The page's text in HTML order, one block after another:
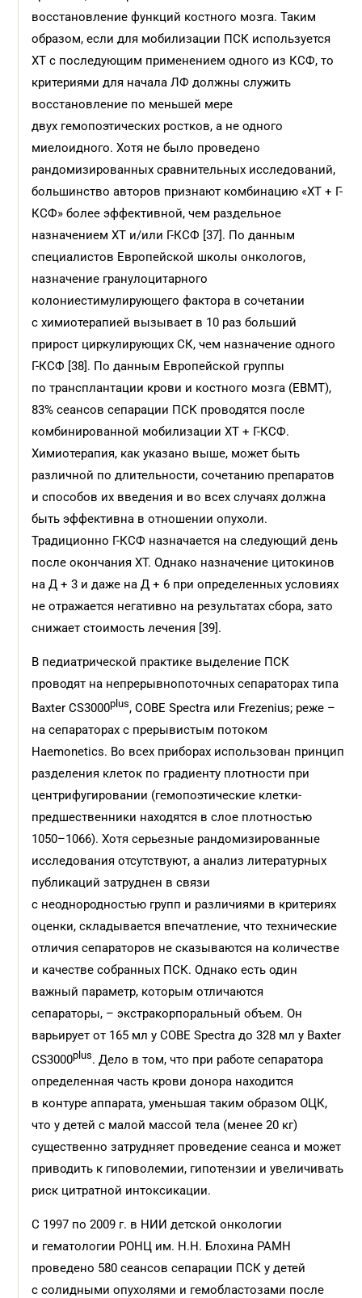
восстановление функций костного мозга. Таким
образом, если для мобилизации ПСК используется
ХТ с последующим применением одного из КСФ, то
критериями для начала ЛФ должны служить
восстановление по меньшей мере
двух гемопоэтических ростков, а не одного
миелоидного. Хотя не было проведено
рандомизированных сравнительных исследований,
большинство авторов признают комбинацию «ХТ + Г-
КСФ» более эффективной, чем раздельное
назначением ХТ и/или Г-КСФ [37]. По данным
специалистов Европейской школы онкологов,
назначение гранулоцитарного
колониестимулирующего фактора в сочетании
с химиотерапией вызывает в 10 раз больший
прирост циркулирующих СК, чем назначение одного
Г-КСФ [38]. По данным Европейской группы
по трансплантации крови и костного мозга (EBMT),
83% сеансов сепарации ПСК проводятся после
комбинированной мобилизации ХТ + Г-КСФ.
Химиотерапия, как указано выше, может быть
различной по длительности, сочетанию препаратов
и способов их введения и во всех случаях должна
быть эффективна в отношении опухоли.
Традиционно Г-КСФ назначается на следующий день
после окончания ХТ. Однако назначение цитокинов
на Д + 3 и даже на Д + 6 при определенных условиях
не отражается негативно на результатах сбора, зато
снижает стоимость лечения [39].
В педиатрической практике выделение ПСК
проводят на непрерывнопоточных сепараторах типа
Baxter CS3000plus, COBE Spectra или Frezenius; реже –
на сепараторах с прерывистым потоком
Haemonetics. Во всех приборах использован принцип
разделения клеток по градиенту плотности при
центрифугировании (гемопоэтические клетки-
предшественники находятся в слое плотностью
1050–1066). Хотя серьезные рандомизированные
исследования отсутствуют, а анализ литературных
публикаций затруднен в связи
с неоднородностью групп и различиями в критериях
оценки, складывается впечатление, что технические
отличия сепараторов не сказываются на количестве
и качестве собранных ПСК. Однако есть один
важный параметр, которым отличаются
сепараторы, – экстракорпоральный объем. Он
варьирует от 165 мл у COBE Spectra до 328 мл у Baxter
CS3000plus. Дело в том, что при работе сепаратора
определенная часть крови донора находится
в контуре аппарата, уменьшая таким образом ОЦК,
что у детей с малой массой тела (менее 20 кг)
существенно затрудняет проведение сеанса и может
приводить к гиповолемии, гипотензии и увеличивать
риск цитратной интоксикации.
С 1997 по 2009 г. в НИИ детской онкологии
и гематологии РОНЦ им. Н.Н. Блохина РАМН
проведено 580 сеансов сепарации ПСК у детей
с солидными опухолями и гемобластозами после